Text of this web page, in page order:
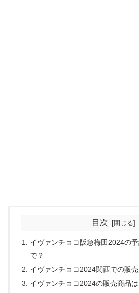
目次
イヴァンチョコ阪急梅田2024の
で？
イヴァンチョコ2024関西での販売
イヴァンチョコ2024の販売商品は